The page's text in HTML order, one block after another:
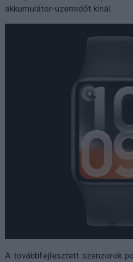
akkumulátor-üzemidőt kínál.
A továbbfejlesztett szenzorok